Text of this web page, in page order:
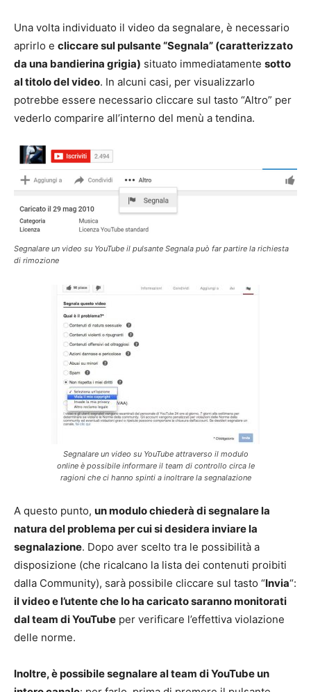
Una volta individuato il video da segnalare, è necessario
aprirlo e cliccare sul pulsante “Segnala” (caratterizzato
da una bandierina grigia) situato immediatamente sotto
al titolo del video. In alcuni casi, per visualizzarlo
potrebbe essere necessario cliccare sul tasto “Altro” per
vederlo comparire all’interno del menù a tendina.
Segnalare un video su YouTube il pulsante Segnala può far partire la richiesta
di rimozione
Segnalare un video su YouTube attraverso il modulo
online è possibile informare il team di controllo circa le
ragioni che ci hanno spinti a inoltrare la segnalazione
A questo punto, un modulo chiederà di segnalare la
natura del problema per cui si desidera inviare la
segnalazione. Dopo aver scelto tra le possibilità a
disposizione (che ricalcano la lista dei contenuti proibiti
dalla Community), sarà possibile cliccare sul tasto “Invia“:
il video e l’utente che lo ha caricato saranno monitorati
dal team di YouTube per verificare l’effettiva violazione
delle norme.
Inoltre, è possibile segnalare al team di YouTube un